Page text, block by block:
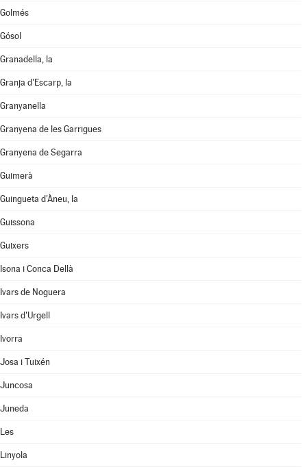
Golmés
Gósol
Granadella, la
Granja d'Escarp, la
Granyanella
Granyena de les Garrigues
Granyena de Segarra
Guimerà
Guingueta d'Àneu, la
Guissona
Guixers
Isona i Conca Dellà
Ivars de Noguera
Ivars d'Urgell
Ivorra
Josa i Tuixén
Juncosa
Juneda
Les
Linyola